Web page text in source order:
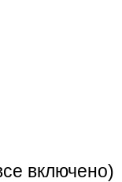
включено)